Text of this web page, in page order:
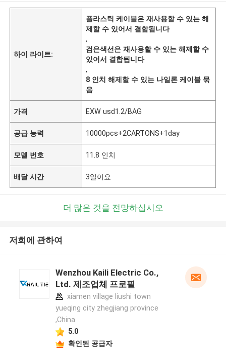
하이 라이트:
플라스틱 케이블은 재사용할 수 있는 해
제할 수 있어서 결합됩니다
,
검은색선은 재사용할 수 있는 해제할 수
있어서 결합됩니다
,
8 인치 해제할 수 있는 나일론 케이블 묶
음
가격 EXW usd1.2/BAG
공급 능력 10000pcs+2CARTONS+1day
모델 번호 11.8 인치
배달 시간 3일이요
더 많은 것을 전망하십시오
저희에 관하여
Wenzhou Kaili Electric Co.,
Ltd. 제조업체 프로필
xiamen village liushi town
yueqing city zhegjiang province
,China
5.0
확인된 공급자